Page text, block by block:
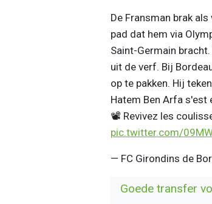
De Fransman brak
pad dat hem via
Saint-Germain
uit de verf. Bij
op te pakken. Hij
Hatem Ben Arfa s'est
📽 Revivez les
pic.twitter.com/
— FC Girondins de
Goede transfer